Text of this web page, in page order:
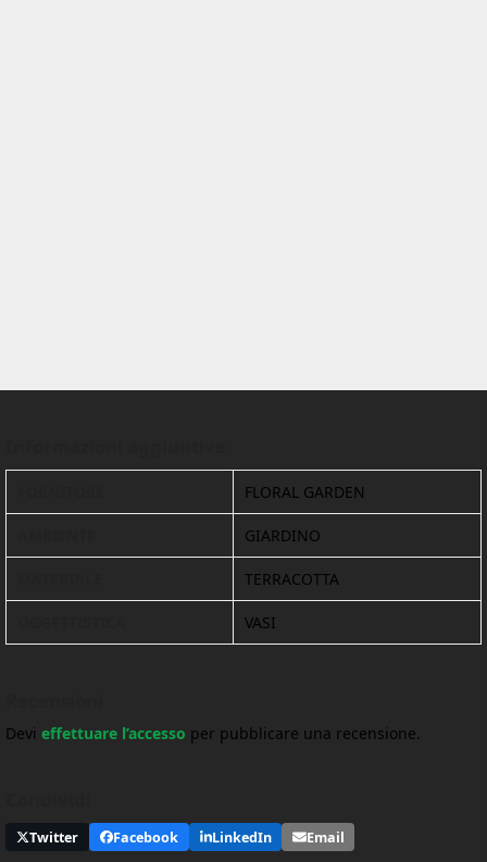
FLORAL GARDEN
GIARDINO
TERRACOTTA
VASI
Devi effettuare l’accesso per pubblicare una recensione.
Twitter Facebook LinkedIn Email